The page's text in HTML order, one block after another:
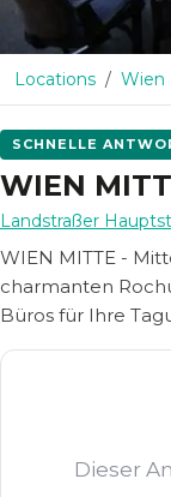
Locations Wien
SCHNELLE
WIEN
Landstraßer
WIEN MITTE -
charmanten
Büros für Ihre
Dieser